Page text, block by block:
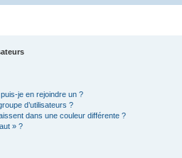
je en rejoindre un ?
d’utilisateurs ?
dans une couleur différente ?
» ?